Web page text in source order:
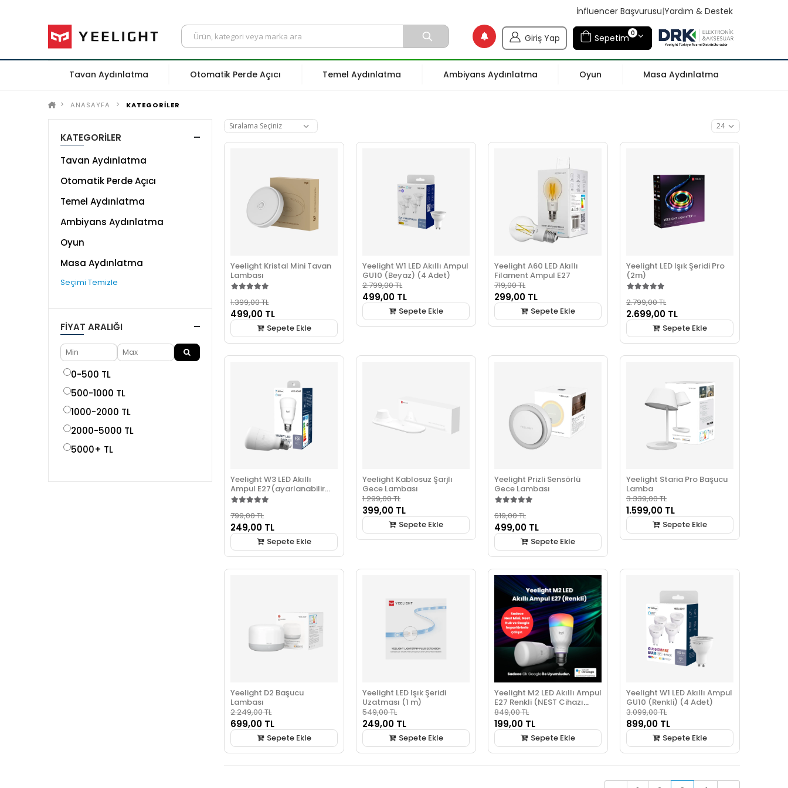
İnfluencer Başvurusu|Yardım & Destek
Giriş Yap Sepetim0
Tavan Aydınlatma Otomatik Perde Açıcı Temel Aydınlatma Ambiyans Aydınlatma Oyun Masa Aydınlatma
ANASAYFA KATEGORİLER
Yeelight Kristal Mini Tavan
Lambası
1.399,00 TL
499,00 TL
Sepete Ekle
Yeelight W1 LED Akıllı Ampul
GU10 (Beyaz) (4 Adet)
2.799,00 TL
499,00 TL
Sepete Ekle
Yeelight A60 LED Akıllı
Filament Ampul E27
719,00 TL
299,00 TL
Sepete Ekle
Yeelight LED Işık Şeridi Pro
(2m)
2.799,00 TL
2.699,00 TL
Sepete Ekle
Yeelight W3 LED Akıllı
Ampul E27(ayarlanabilir
sarı)
799,00 TL
249,00 TL
Sepete Ekle
Yeelight Kablosuz Şarjlı
Gece Lambası
1.299,00 TL
399,00 TL
Sepete Ekle
Yeelight Prizli Sensörlü
Gece Lambası
619,00 TL
499,00 TL
Sepete Ekle
Yeelight Staria Pro Başucu
Lamba
3.339,00 TL
1.599,00 TL
Sepete Ekle
Yeelight D2 Başucu
Lambası
2.249,00 TL
699,00 TL
Sepete Ekle
Yeelight LED Işık Şeridi
Uzatması (1 m)
549,00 TL
249,00 TL
Sepete Ekle
Yeelight M2 LED Akıllı Ampul
E27 Renkli (NEST Cihazı
Gerekli)
849,00 TL
199,00 TL
Sepete Ekle
Yeelight W1 LED Akıllı Ampul
GU10 (Renkli) (4 Adet)
3.099,00 TL
899,00 TL
Sepete Ekle
KATEGORİLER
Tavan Aydınlatma
Otomatik Perde Açıcı
Temel Aydınlatma
Ambiyans Aydınlatma
Oyun
Masa Aydınlatma
Seçimi Temizle
FIYAT ARALIĞI
0-500 TL
500-1000 TL
1000-2000 TL
2000-5000 TL
5000+ TL